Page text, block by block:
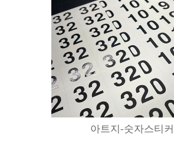
아트지-숫자스티커